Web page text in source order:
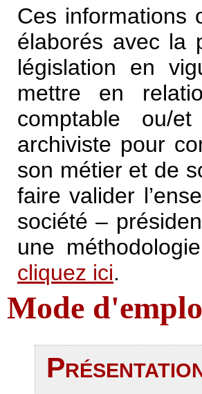
Ces informations
élaborés avec la
législation en
mettre en
comptable ou/
archiviste pour
son métier et de
faire valider
société –
une
cliquez ici.
Mode